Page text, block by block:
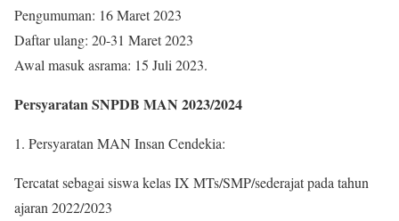
Pengumuman: 16 Maret 2023
Daftar ulang: 20-31 Maret 2023
Awal masuk asrama: 15 Juli 2023.
Persyaratan SNPDB MAN 2023/2024
1. Persyaratan MAN Insan Cendekia:
Tercatat sebagai siswa kelas IX MTs/SMP/sederajat pada tahun
ajaran 2022/2023